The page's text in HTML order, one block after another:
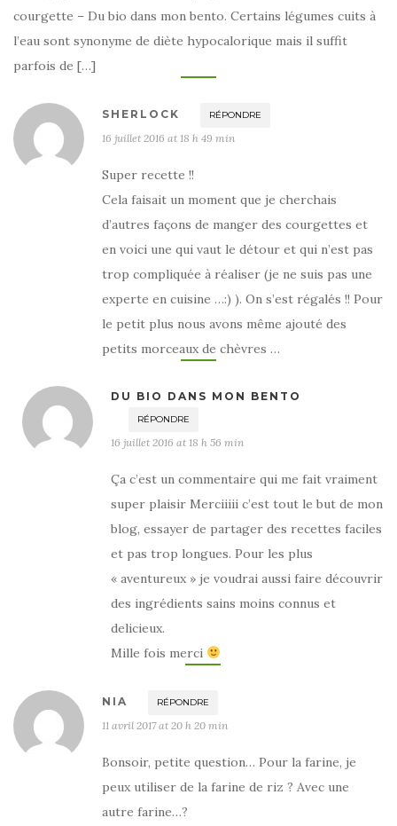
courgette – Du bio dans mon bento. Certains légumes cuits à
l’eau sont synonyme de diète hypocalorique mais il suffit
parfois de […]
SHERLOCK RÉPONDRE
16 juillet 2016 at 18 h 49 min
Super recette !!
Cela faisait un moment que je cherchais
d’autres façons de manger des courgettes et
en voici une qui vaut le détour et qui n’est pas
trop compliquée à réaliser (je ne suis pas une
experte en cuisine …:) ). On s’est régalés !! Pour
le petit plus nous avons même ajouté des
petits morceaux de chèvres …
DU BIO DANS MON BENTO
RÉPONDRE
16 juillet 2016 at 18 h 56 min
Ça c’est un commentaire qui me fait vraiment
super plaisir Merciiiii c’est tout le but de mon
blog, essayer de partager des recettes faciles
et pas trop longues. Pour les plus
« aventureux » je voudrai aussi faire découvrir
des ingrédients sains moins connus et
delicieux.
Mille fois merci
NIA RÉPONDRE
11 avril 2017 at 20 h 20 min
Bonsoir, petite question… Pour la farine, je
peux utiliser de la farine de riz ? Avec une
autre farine…?